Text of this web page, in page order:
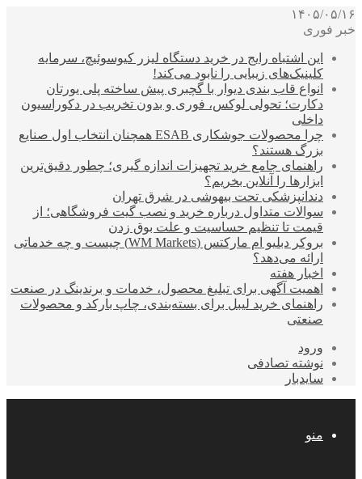
۱۴۰۵/۰۵/۱۶
خبر فوری
این اشتباه رایج در خرید دستگاه لیزر کیوسوئیچ، سرمایه
کلینیک‌های زیبایی را نابود می‌کند!
انواع قاب بندی دیوار با گچبری پیش ساخته پلی یورتان
دکارت؛ تحولی لوکس، فوری و بدون تخریب در دکوراسیون
داخلی
چرا محصولات جوشکاری ESAB همچنان انتخاب اول صنایع
بزرگ هستند؟
راهنمای جامع خرید تجهیزات اندازه گیری؛ چطور دقیق‌ترین
ابزارها را آنلاین بخریم؟
دندانپزشکی تحت بیهوشی در شرق تهران
سوالات متداول درباره خرید و نصب گیت فروشگاهی؛ از
قیمت تا تنظیم حساسیت و علت بوق زدن
بروکر دبلیو ام مارکتس (WM Markets) چیست و چه خدماتی
ارائه می‌دهد؟
اخبار هفته
اهمیت آگهی برای تبلیغ محصول، خدمات و برندینگ در صنعت
راهنمای خرید لیبل برای بسته‌بندی، چاپ بارکد و محصولات
صنعتی
ورود
نوشته تصادفی
سایدبار
منو